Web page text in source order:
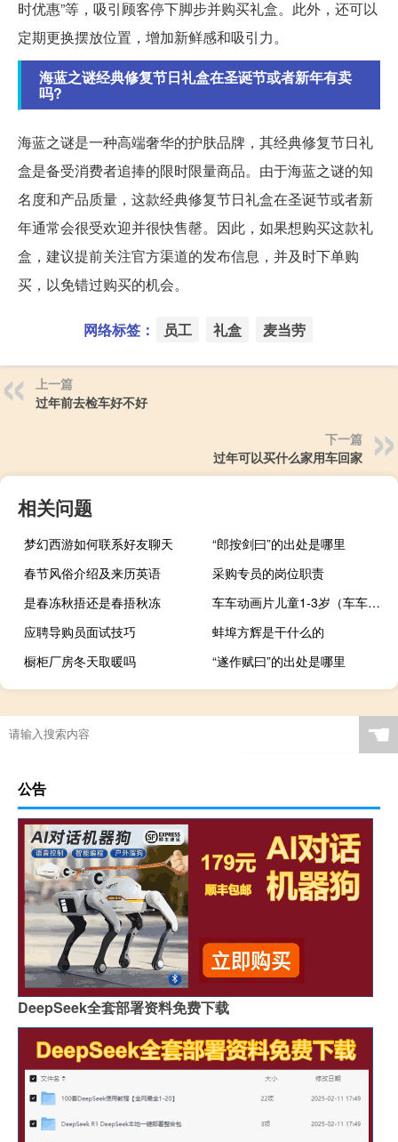
时优惠”等，吸引顾客停下脚步并购买礼盒。此外，还可以
定期更换摆放位置，增加新鲜感和吸引力。
海蓝之谜经典修复节日礼盒在圣诞节或者新年有卖
吗?
海蓝之谜是一种高端奢华的护肤品牌，其经典修复节日礼
盒是备受消费者追捧的限时限量商品。由于海蓝之谜的知
名度和产品质量，这款经典修复节日礼盒在圣诞节或者新
年通常会很受欢迎并很快售罄。因此，如果想购买这款礼
盒，建议提前关注官方渠道的发布信息，并及时下单购
买，以免错过购买的机会。
网络标签： 员工 礼盒 麦当劳
上一篇
过年前去检车好不好
下一篇
过年可以买什么家用车回家
相关问题
梦幻西游如何联系好友聊天
“郎按剑曰”的出处是哪里
春节风俗介绍及来历英语
采购专员的岗位职责
是春冻秋捂还是春捂秋冻
车车动画片儿童1-3岁（车车动画片）
应聘导购员面试技巧
蚌埠方辉是干什么的
橱柜厂房冬天取暖吗
“遂作赋曰”的出处是哪里
☚
公告
DeepSeek全套部署资料免费下载